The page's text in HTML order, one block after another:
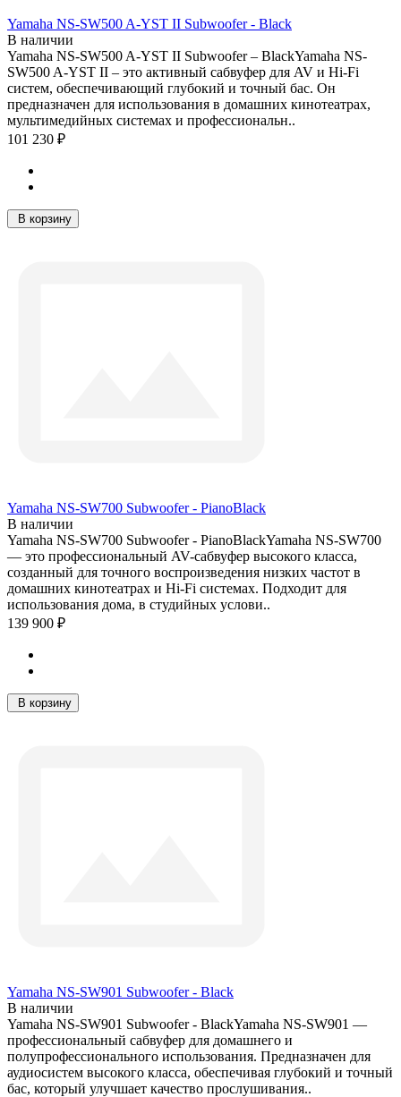
Yamaha NS-SW500 A-YST II Subwoofer - Black
В наличии
Yamaha NS-SW500 A-YST II Subwoofer – BlackYamaha NS-
SW500 A-YST II – это активный сабвуфер для AV и Hi-Fi
систем, обеспечивающий глубокий и точный бас. Он
предназначен для использования в домашних кинотеатрах,
мультимедийных системах и профессиональн..
101 230 ₽
В корзину
Yamaha NS-SW700 Subwoofer - PianoBlack
В наличии
Yamaha NS-SW700 Subwoofer - PianoBlackYamaha NS-SW700
— это профессиональный AV-сабвуфер высокого класса,
созданный для точного воспроизведения низких частот в
домашних кинотеатрах и Hi-Fi системах. Подходит для
использования дома, в студийных услови..
139 900 ₽
В корзину
Yamaha NS-SW901 Subwoofer - Black
В наличии
Yamaha NS-SW901 Subwoofer - BlackYamaha NS-SW901 —
профессиональный сабвуфер для домашнего и
полупрофессионального использования. Предназначен для
аудиосистем высокого класса, обеспечивая глубокий и точный
бас, который улучшает качество прослушивания..